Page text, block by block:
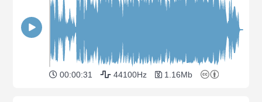
00:00:31 44100Hz 1.16Mb